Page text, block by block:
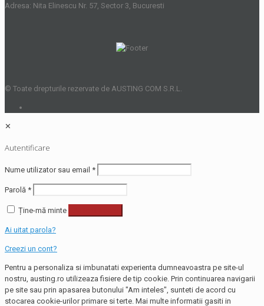
Adresa: Nita Elinescu Nr. 57, Sector 3, Bucuresti
© Toate drepturile rezervate de AUSTING COM S.R.L.
✕
Autentificare
Nume utilizator sau email *
Parolă *
Ține-mă minte
Ai uitat parola?
Creezi un cont?
Pentru a personaliza si imbunatati experienta dumneavoastra pe site-ul
nostru, austing.ro utilizeaza fisiere de tip cookie. Prin continuarea navigarii
pe site sau prin apasarea butonului "Am inteles", sunteti de acord cu
stocarea cookie-urilor primare si terte. Mai multe informatii gasiti in